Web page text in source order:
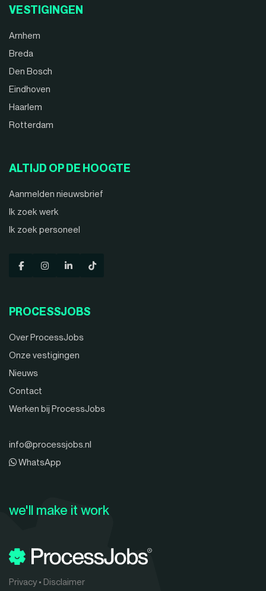
VESTIGINGEN
Arnhem
Breda
Den Bosch
Eindhoven
Haarlem
Rotterdam
ALTIJD OP DE HOOGTE
Aanmelden nieuwsbrief
Ik zoek werk
Ik zoek personeel
PROCESSJOBS
Over ProcessJobs
Onze vestigingen
Nieuws
Contact
Werken bij ProcessJobs
info@processjobs.nl
WhatsApp
Privacy• Disclaimer
we'll make it work